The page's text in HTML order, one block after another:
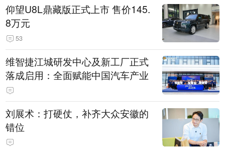
仰望U8L鼎藏版正式上市 售价145.
8万元
53
维智捷江城研发中心及新工厂正式
落成启用：全面赋能中国汽车产业
刘展术：打硬仗，补齐大众安徽的
错位